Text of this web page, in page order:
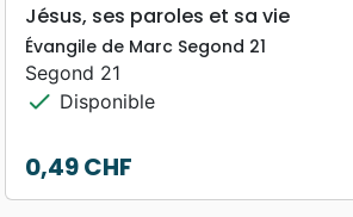
Jésus, ses paroles et sa vie
Évangile de Marc Segond 21
Segond 21
check Disponible
Prix
0,49 CHF